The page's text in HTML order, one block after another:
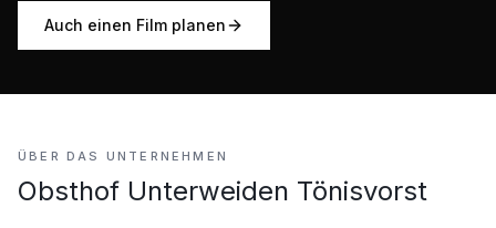
Auch einen Film planen
ÜBER DAS UNTERNEHMEN
Obsthof Unterweiden Tönisvorst